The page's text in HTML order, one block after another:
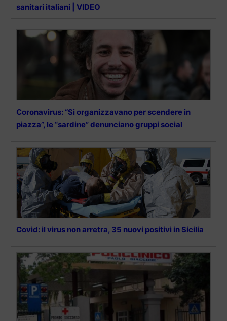
sanitari italiani | VIDEO
Coronavirus: “Si organizzavano per scendere in
piazza”, le “sardine” denunciano gruppi social
Covid: il virus non arretra, 35 nuovi positivi in Sicilia